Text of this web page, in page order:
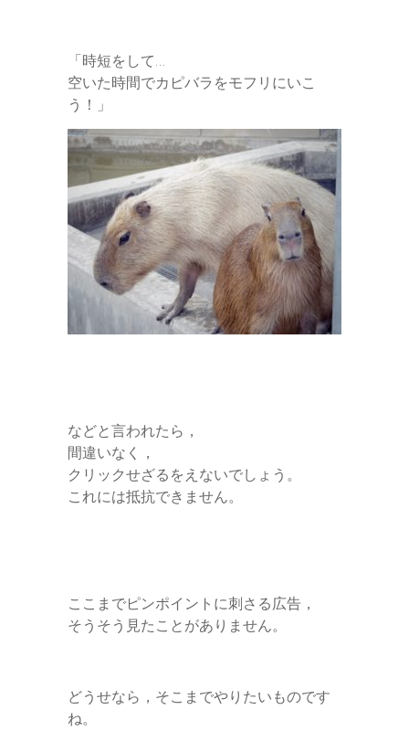
「時短をして…
空いた時間でカピバラをモフリにいこ
う！」
などと言われたら，
間違いなく，
クリックせざるをえないでしょう。
これには抵抗できません。
ここまでピンポイントに刺さる広告，
そうそう見たことがありません。
どうせなら，そこまでやりたいものです
ね。